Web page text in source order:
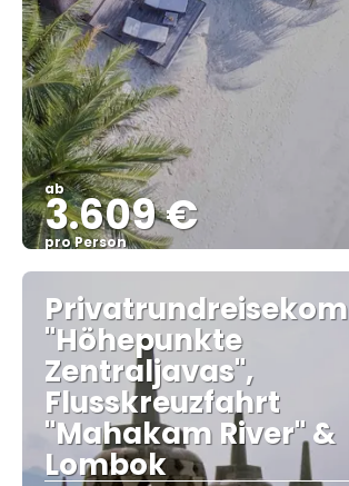
ab
3.609 €
pro Person
Sehen
"Höhepunkte
Zentraljavas",
Flusskreuzfahrt
"Mahakam River" &
Lombok